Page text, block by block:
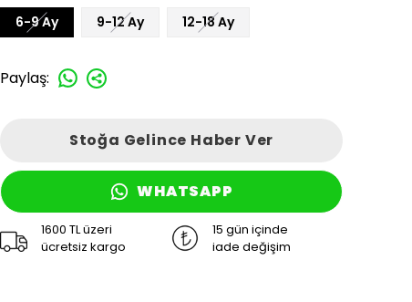
6-9 Ay
9-12 Ay 12-18 Ay
Paylaş:
Stoğa Gelince Haber Ver
WHATSAPP
1600 TL üzeri
ücretsiz kargo
15 gün içinde
iade değişim